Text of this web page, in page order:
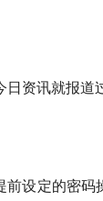
资讯就报道
设定的密